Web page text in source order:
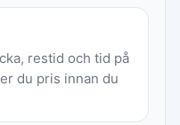
restid och tid på
du pris innan du